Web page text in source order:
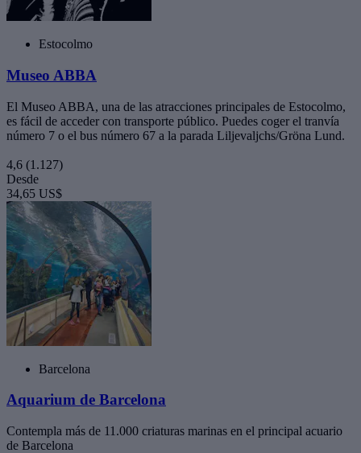
Estocolmo
Museo ABBA
El Museo ABBA, una de las atracciones principales de Estocolmo,
es fácil de acceder con transporte público. Puedes coger el tranvía
número 7 o el bus número 67 a la parada Liljevaljchs/Gröna Lund.
4,6 (1.127)
Desde
34,65 US$
Barcelona
Aquarium de Barcelona
Contempla más de 11.000 criaturas marinas en el principal acuario
de Barcelona